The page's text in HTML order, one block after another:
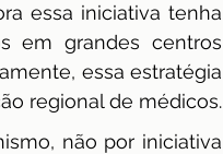
essa iniciativa tenha
em grandes centros
essa estratégia
regional de médicos.
não por iniciativa